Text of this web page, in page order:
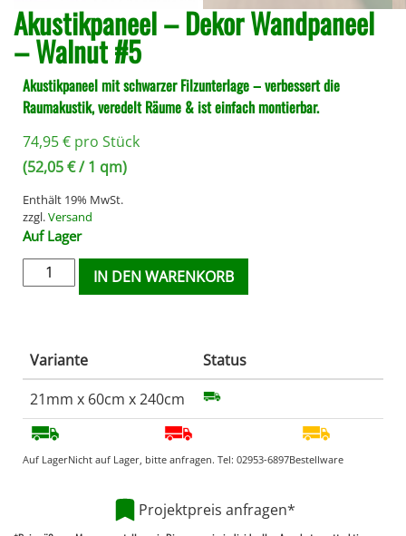
Akustikpaneel – Dekor Wandpaneel
– Walnut #5
Akustikpaneel mit schwarzer Filzunterlage – verbessert die
Raumakustik, veredelt Räume & ist einfach montierbar.
74,95€ pro Stück
(52,05€/ 1 qm)
Enthält 19% MwSt.
zzgl.Versand
Auf Lager
IN DEN WARENKORB
Variante
Status
21mm x 60cm x 240cm
Auf LagerNicht auf Lager, bitte anfragen. Tel: 02953-6897Bestellware
Projektpreis anfragen*